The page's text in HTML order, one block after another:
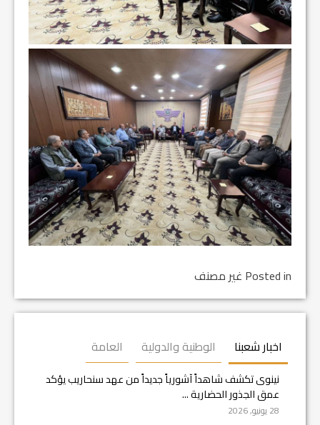
Posted in غير مصنف
اخبار شعبنا الوطنية والدولية العامة
نينوى تكشف شاهداً آشورياً جديداً من عهد سنحاريب يؤكد
عمق الجذور الحضارية ...
28 يونيو, 2026